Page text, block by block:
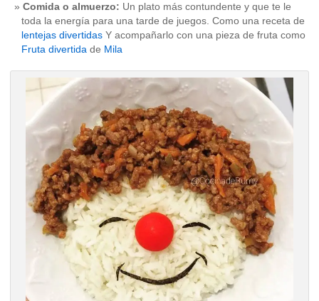
Comida o almuerzo: Un plato más contundente y que te le
toda la energía para una tarde de juegos. Como una receta de
lentejas divertidas Y acompañarlo con una pieza de fruta como
Fruta divertida de Mila